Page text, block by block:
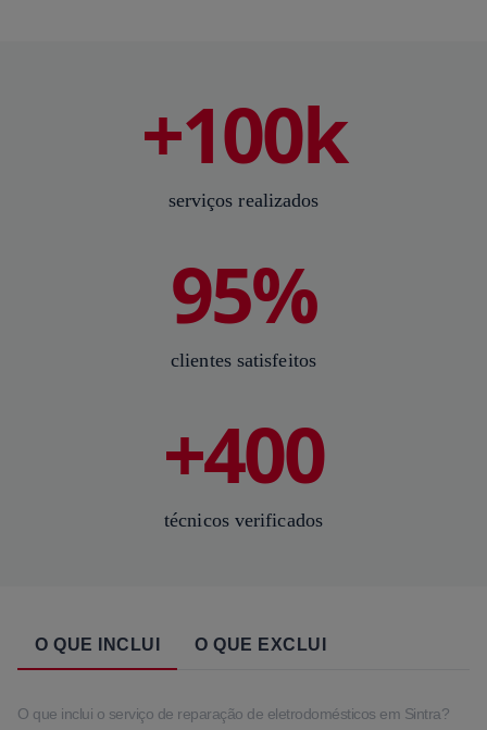
+100k
serviços realizados
95%
clientes satisfeitos
+400
técnicos verificados
O QUE INCLUI O QUE EXCLUI
O que inclui o serviço de reparação de eletrodomésticos em Sintra?